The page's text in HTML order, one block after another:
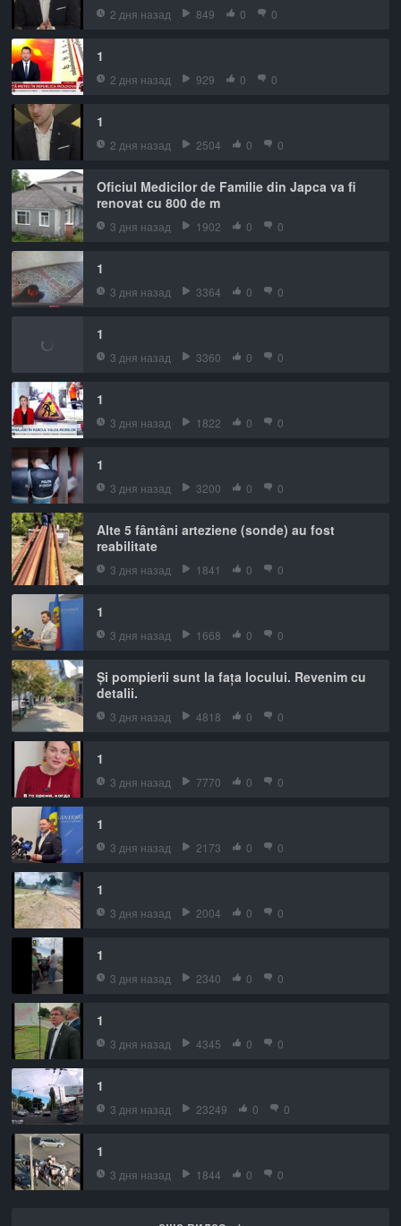
2 дня назад 849 0 0
1
2 дня назад 929 0 0
1
2 дня назад 2504 0 0
Oficiul Medicilor de Familie din Japca va fi
renovat cu 800 de m
3 дня назад 1902 0 0
1
3 дня назад 3364 0 0
1
3 дня назад 3360 0 0
1
3 дня назад 1822 0 0
1
3 дня назад 3200 0 0
Alte 5 fântâni arteziene (sonde) au fost
reabilitate
3 дня назад 1841 0 0
1
3 дня назад 1668 0 0
Și pompierii sunt la fața locului. Revenim cu
detalii.
3 дня назад 4818 0 0
1
3 дня назад 7770 0 0
1
3 дня назад 2173 0 0
1
3 дня назад 2004 0 0
1
3 дня назад 2340 0 0
1
3 дня назад 4345 0 0
1
3 дня назад 23249 0 0
1
3 дня назад 1844 0 0